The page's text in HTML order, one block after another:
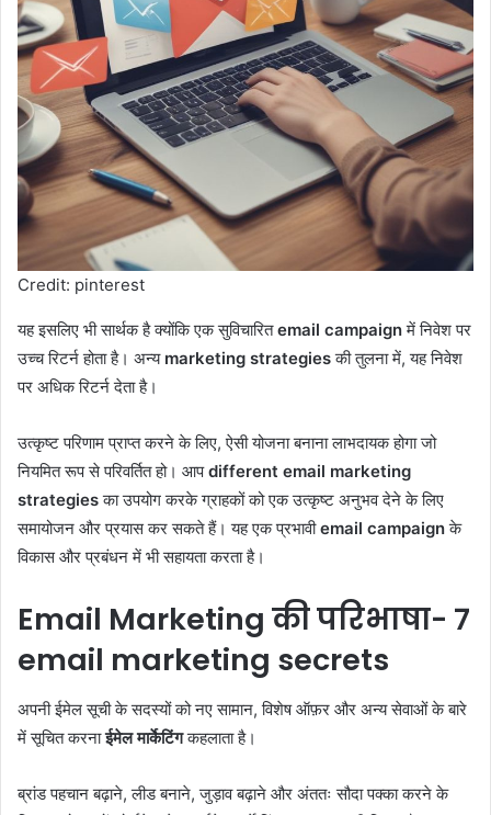
Credit: pinterest
यह इसलिए भी सार्थक है क्योंकि एक सुविचारितemail campaignमें निवेश पर
उच्च रिटर्न होता है। अन्य marketing strategiesकी तुलना में, यह निवेश
पर अधिक रिटर्न देता है।
उत्कृष्ट परिणाम प्राप्त करने के लिए, ऐसी योजना बनाना लाभदायक होगा जो
नियमित रूप से परिवर्तित हो। आपdifferent email marketing
strategiesका उपयोग करके ग्राहकों को एक उत्कृष्ट अनुभव देने के लिए
समायोजन और प्रयास कर सकते हैं। यह एक प्रभावीemail campaignके
विकास और प्रबंधन में भी सहायता करता है।
Email Marketing की परिभाषा- 7
email marketing secrets
अपनी ईमेल सूची के सदस्यों को नए सामान, विशेष ऑफ़र और अन्य सेवाओं के बारे
में सूचित करनाईमेल मार्केटिंगकहलाता है।
ब्रांड पहचान बढ़ाने, लीड बनाने, जुड़ाव बढ़ाने और अंततः सौदा पक्का करने के